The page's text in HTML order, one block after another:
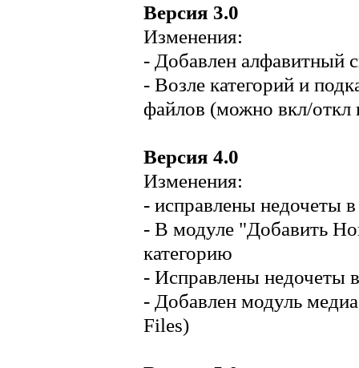
Версия 3.0
Изменения:
- Добавлен алфавитный
- Возле категорий и
файлов (можно вкл/откл
Версия 4.0
Изменения:
- исправлены недочеты
- В модуле "Добавить
категорию
- Исправлены недочеты
- Добавлен модуль
Files)